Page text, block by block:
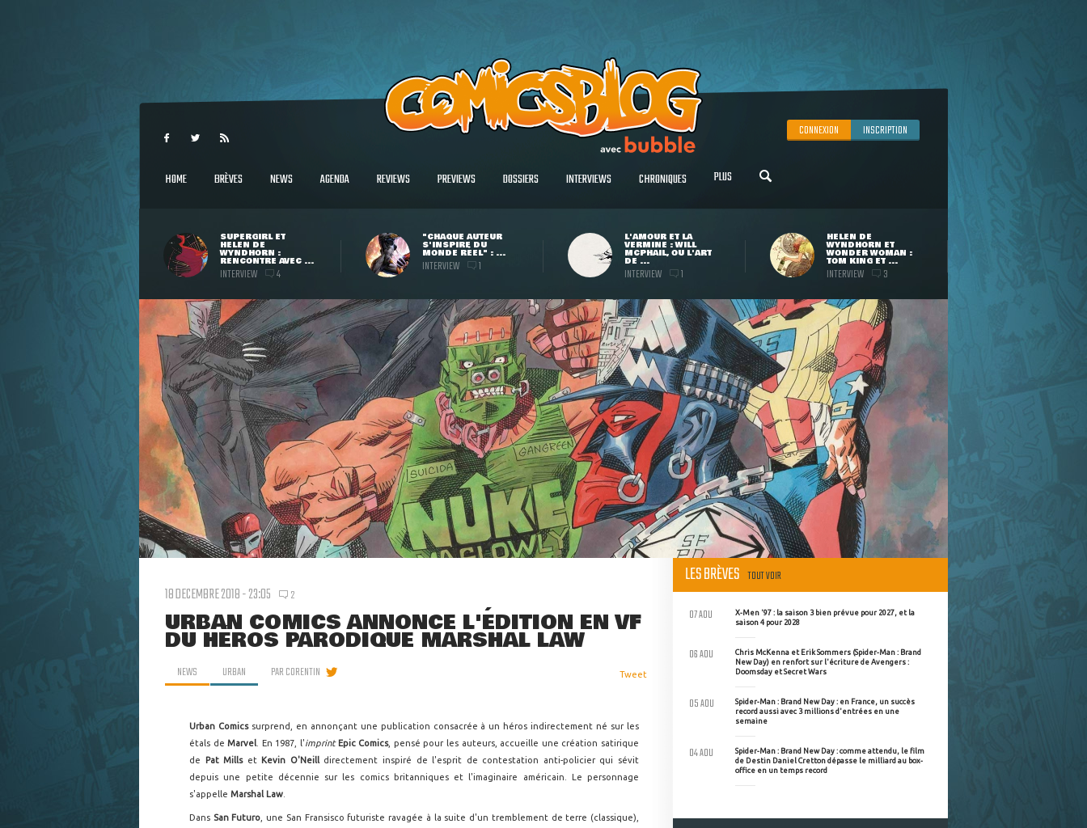
CONNEXION INSCRIPTION
HOME BRÈVES NEWS AGENDA REVIEWS PREVIEWS DOSSIERS INTERVIEWS CHRONIQUES PLUS
SUPERGIRL ET
HELEN DE
WYNDHORN :
RENCONTRE AVEC ...
INTERVIEW 4
"CHAQUE AUTEUR
S'INSPIRE DU
MONDE RÉEL" : ...
INTERVIEW 1
L'AMOUR ET LA
VERMINE : WILL
MCPHAIL, OU L'ART
DE ...
INTERVIEW 1
HELEN DE
WYNDHORN ET
WONDER WOMAN :
TOM KING ET ...
INTERVIEW 3
18 DECEMBRE 2018 - 23:05 2
URBAN COMICS ANNONCE L'ÉDITION EN VF
DU HÉROS PARODIQUE MARSHAL LAW
NEWS URBAN PARCORENTIN Tweet
Urban Comicssurprend, en annonçant une publication consacrée à un héros indirectement né sur les
étals deMarvel . En 1987, l'imprint Epic Comics, pensé pour les auteurs, accueille une création satirique
de
Pat Millset Kevin O'Neill directement inspiré de l'esprit de contestation anti-policier qui sévit
depuis une petite décennie sur les comics britanniques et l'imaginaire américain. Le personnage
s'appelle Marshal Law
Dans San Futuro , une San Fransisco futuriste ravagée à la suite d'un tremblement de terre (classique),
LES BRÈVES TOUT VOIR
X-Men '97 : la saison 3 bien prévue pour 2027, et la
saison 4 pour 2028
07 AOU
Chris McKenna et Erik Sommers (Spider-Man : Brand
New Day) en renfort sur l'écriture de Avengers :
Doomsday et Secret Wars
06 AOU
Spider-Man : Brand New Day : en France, un succès
record aussi avec 3 millions d'entrées en une
semaine
05 AOU
Spider-Man : Brand New Day : comme attendu, le film
de Destin Daniel Cretton dépasse le milliard au box-
office en un temps record
04 AOU